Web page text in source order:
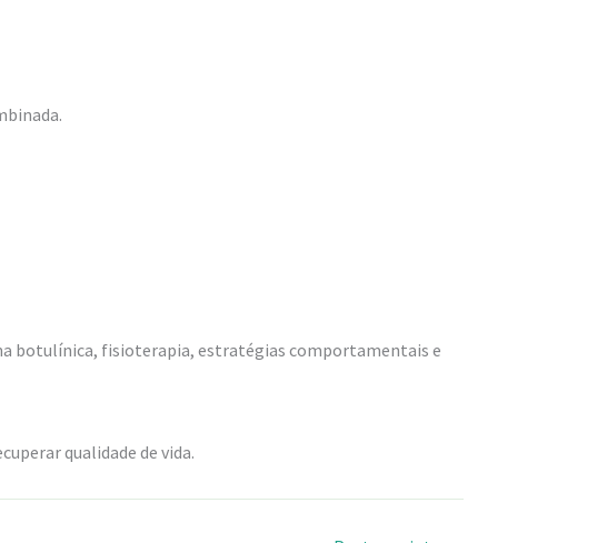
botulínica, fisioterapia, estratégias comportamentais e
qualidade de vida.